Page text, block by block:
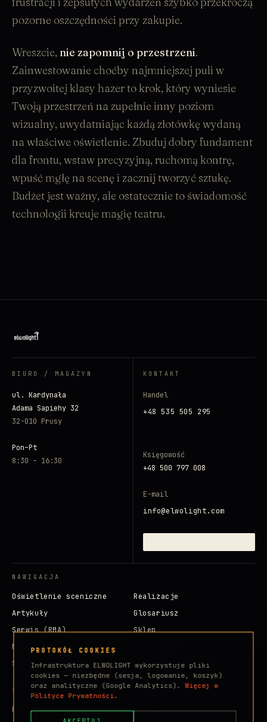
pozorne oszczędności przy zakupie.
Wreszcie, nie zapomnij o przestrzeni.
Zainwestowanie choćby najmniejszej puli w
przyzwoitej klasy hazerto krok, który wyniesie
Twoją przestrzeń na zupełnie inny poziom
wizualny, uwydatniając każdą złotówkę wydaną
na właściwe oświetlenie. Zbuduj dobry fundament
dla frontu, wstaw precyzyjną, ruchomą kontrę,
wpuść mgłę na scenę i zacznij tworzyć sztukę.
Budżet jest ważny, ale ostatecznie to świadomość
technologii kreuje magię teatru.
BIURO / MAGAZYN
ul. Kardynała
Adama Sapiehy 32
32-010 Prusy
Pon–Pt
8:30 – 16:30
KONTAKT
Handel
+48 535 505 295
Księgowość
+48 500 797 008
E-mail
info@elwolight.com
NAWIGACJA
Oświetlenie sceniczne
Realizacje
Artykuły
Glosariusz
Serwis (RMA)
Sklep
Marki
Strefa klienta
SOCIALE
Facebook Instagram
PROTOKÓŁ COOKIES
Infrastruktura ELWOLIGHT wykorzystuje pliki
cookies — niezbędne (sesja, logowanie, koszyk)
oraz analityczne (Google Analytics).Więcej w
Polityce Prywatności.